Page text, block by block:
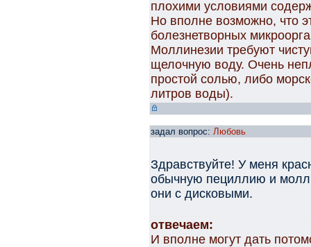
плохими условиями
Но вполне возможно, что
болезнетворных
Моллинезии требуют
щелочную воду. Очень
простой солью, либо
литров воды).
задал вопрос: Любовь
Здравствуйте! У меня
обычную пециллию и
они с дисковыми.
отвечаем:
И вполне могут дать